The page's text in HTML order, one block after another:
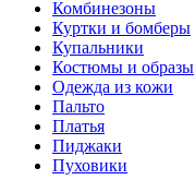
Комбинезоны
Куртки и бомберы
Купальники
Костюмы и образы
Одежда из кожи
Пальто
Платья
Пиджаки
Пуховики